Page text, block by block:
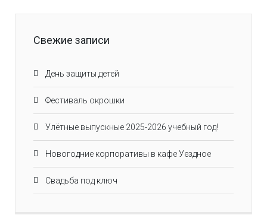
Свежие записи
День защиты детей
Фестиваль окрошки
Улётные выпускные 2025-2026 учебный год!
Новогодние корпоративы в кафе Уездное
Свадьба под ключ